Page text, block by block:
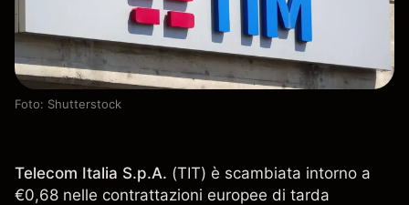
Foto: Shutterstock
Telecom Italia S.p.A. (TIT) è scambiata intorno a
€0,68 nelle contrattazioni europee di tarda